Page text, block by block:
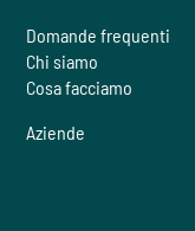
Domande frequenti
Chi siamo
Cosa facciamo
Aziende